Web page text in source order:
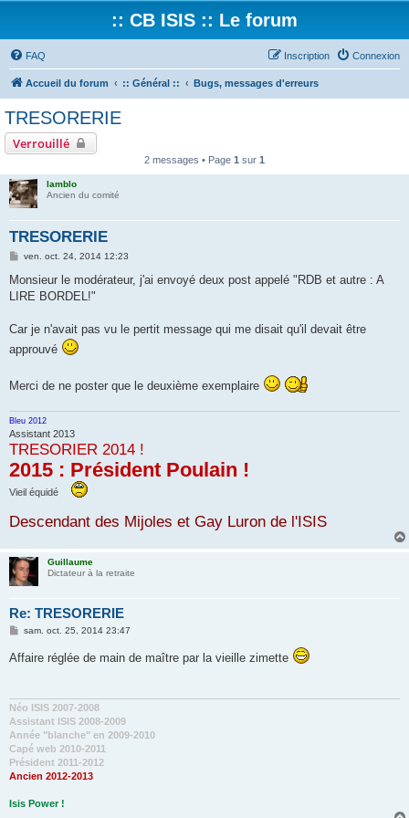
:: CB ISIS :: Le forum
FAQ Connexion
Inscription
Accueil du forum :: Général :: Bugs, messages d'erreurs
TRESORERIE
Verrouillé
2 messages • Page 1 sur 1
lamblo
Ancien du comité
TRESORERIE
M
s
a
ven. oct. 24, 2014 12:23
Monsieur le modérateur, j'ai envoyé deux post appelé "RDB et autre : A
LIRE BORDEL!"
Car je n'avait pas vu le pertit message qui me disait qu'il devait être
approuvé
Merci de ne poster que le deuxième exemplaire
Bleu 2012
Assistant 2013
TRESORIER 2014 !
2015 : Président Poulain !
Vieil équidé
Descendant des Mijoles et Gay Luron de l'ISIS
Guillaume
Dictateur à la retraite
Re: TRESORERIE
M
s
s
sam. oct. 25, 2014 23:47
Affaire réglée de main de maître par la vieille zimette
Néo ISIS 2007-2008
Assistant ISIS 2008-2009
Année "blanche" en 2009-2010
Capé web 2010-2011
Président 2011-2012
Ancien 2012-2013
Isis Power !